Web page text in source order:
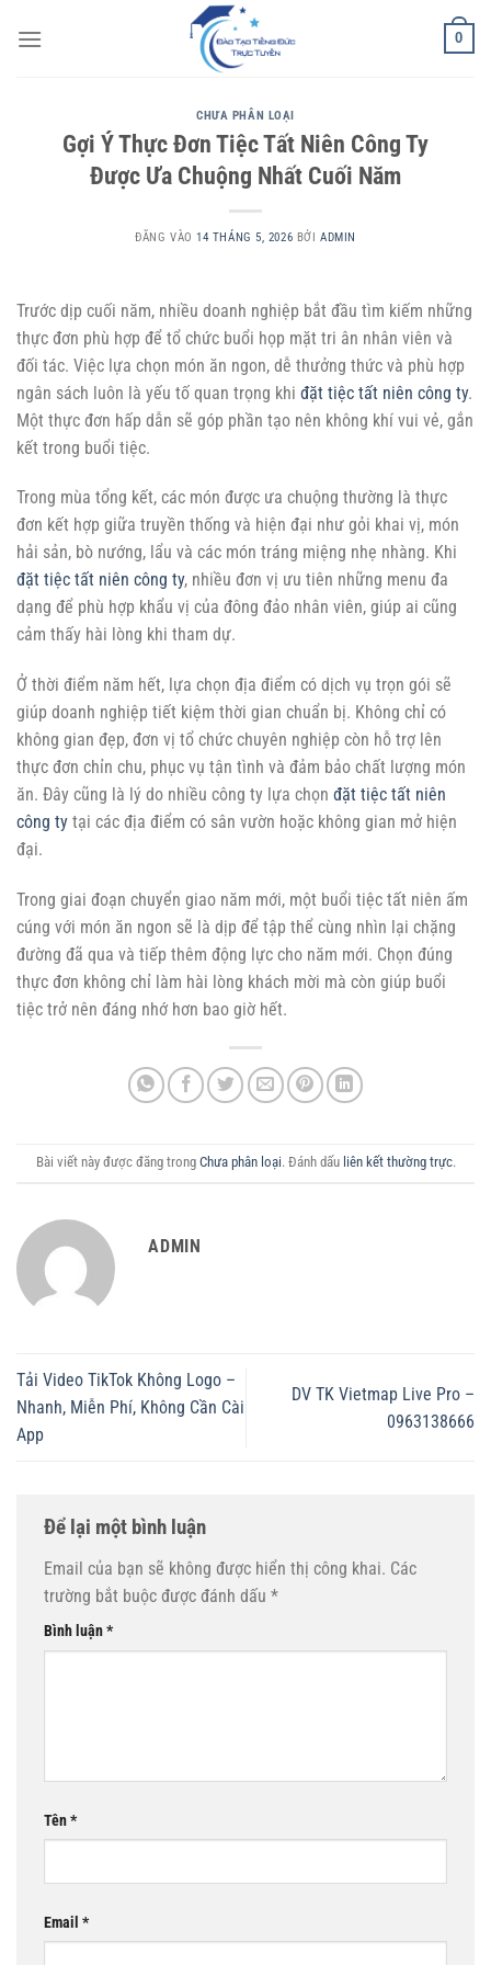
qua
0
CHƯA PHÂN LOẠI
Gợi Ý Thực Đơn Tiệc Tất Niên Công Ty
Được Ưa Chuộng Nhất Cuối Năm
ĐĂNG VÀO14 THÁNG 5, 2026 BỞI ADMIN
Trước dịp cuối năm, nhiều doanh nghiệp bắt đầu tìm kiếm những
thực đơn phù hợp để tổ chức buổi họp mặt tri ân nhân viên và
đối tác. Việc lựa chọn món ăn ngon, dễ thưởng thức và phù hợp
ngân sách luôn là yếu tố quan trọng khi đặt tiệc tất niên công ty.
Một thực đơn hấp dẫn sẽ góp phần tạo nên không khí vui vẻ, gắn
kết trong buổi tiệc.
Trong mùa tổng kết, các món được ưa chuộng thường là thực
đơn kết hợp giữa truyền thống và hiện đại như gỏi khai vị, món
hải sản, bò nướng, lẩu và các món tráng miệng nhẹ nhàng. Khi
đặt tiệc tất niên công ty, nhiều đơn vị ưu tiên những menu đa
dạng để phù hợp khẩu vị của đông đảo nhân viên, giúp ai cũng
cảm thấy hài lòng khi tham dự.
Ở thời điểm năm hết, lựa chọn địa điểm có dịch vụ trọn gói sẽ
giúp doanh nghiệp tiết kiệm thời gian chuẩn bị. Không chỉ có
không gian đẹp, đơn vị tổ chức chuyên nghiệp còn hỗ trợ lên
thực đơn chỉn chu, phục vụ tận tình và đảm bảo chất lượng món
ăn. Đây cũng là lý do nhiều công ty lựa chọn đặt tiệc tất niên
công ty tại các địa điểm có sân vườn hoặc không gian mở hiện
đại.
Trong giai đoạn chuyển giao năm mới, một buổi tiệc tất niên ấm
cúng với món ăn ngon sẽ là dịp để tập thể cùng nhìn lại chặng
đường đã qua và tiếp thêm động lực cho năm mới. Chọn đúng
thực đơn không chỉ làm hài lòng khách mời mà còn giúp buổi
tiệc trở nên đáng nhớ hơn bao giờ hết.
Bài viết này được đăng trong Chưa phân loại. Đánh dấu liên kết thường trực.
ADMIN
Tải Video TikTok Không Logo –
Nhanh, Miễn Phí, Không Cần Cài
App
DV TK Vietmap Live Pro –
0963138666
Để lại một bình luận
Email của bạn sẽ không được hiển thị công khai. Các
trường bắt buộc được đánh dấu *
Bình luận*
Tên*
Email *